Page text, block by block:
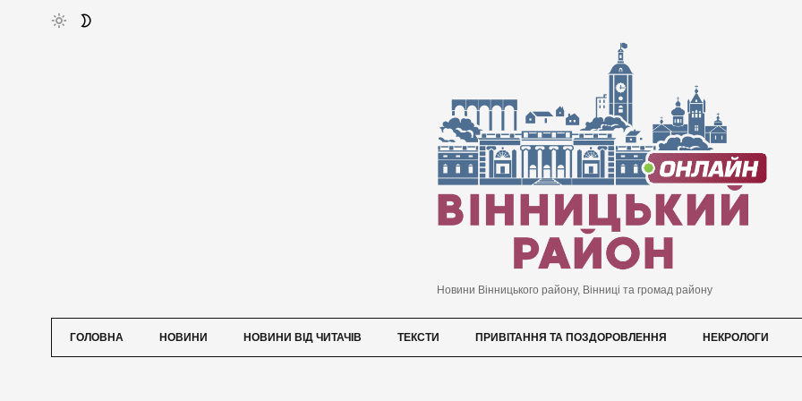
Новини Вінницького району, Вінниці та громад району
ГОЛОВНА НОВИНИ НОВИНИ ВІД ЧИТАЧІВ ТЕКСТИ ПРИВІТАННЯ ТА ПОЗДОРОВЛЕННЯ НЕКРОЛОГИ